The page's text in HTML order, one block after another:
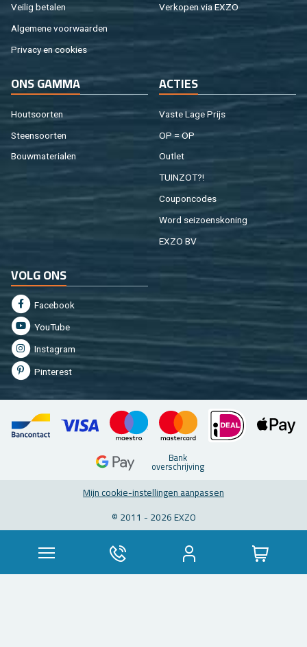
Vei­lig be­ta­len
Al­ge­me­ne voor­waar­den
Pri­va­cy en coo­kies
Ver­ko­pen via EXZO
ONS GAMMA
Hout­soor­ten
Steen­soor­ten
Bouw­ma­te­ri­a­len
AC­TIES
Vaste Lage Prijs
OP = OP
Out­let
TUIN­ZOT?!
Cou­pon­co­des
Word sei­zoens­ko­ning
EXZO BV
VOLG ONS
Fa­cebook
You­Tu­be
In­st­agram
Pin­te­rest
Bank
over­schrij­ving
Mijn coo­kie-in­stel­lin­gen aan­pas­sen
© 2011 - 2026 EXZO